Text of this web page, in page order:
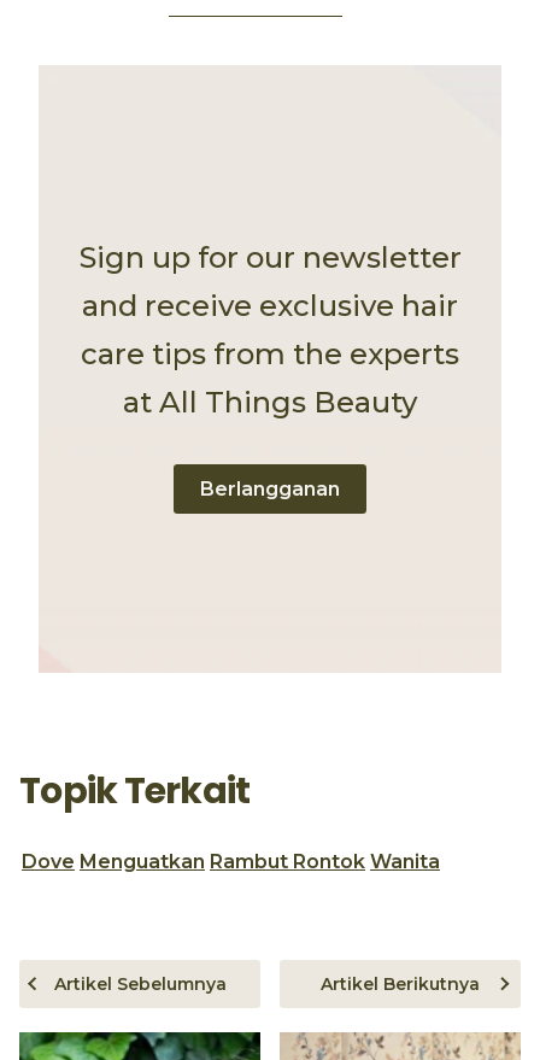
Sign up for our newsletter
and receive exclusive hair
care tips from the experts
at All Things Beauty
Berlangganan
Topik Terkait
Dove Menguatkan Rambut Rontok Wanita
Artikel Sebelumnya Artikel Berikutnya